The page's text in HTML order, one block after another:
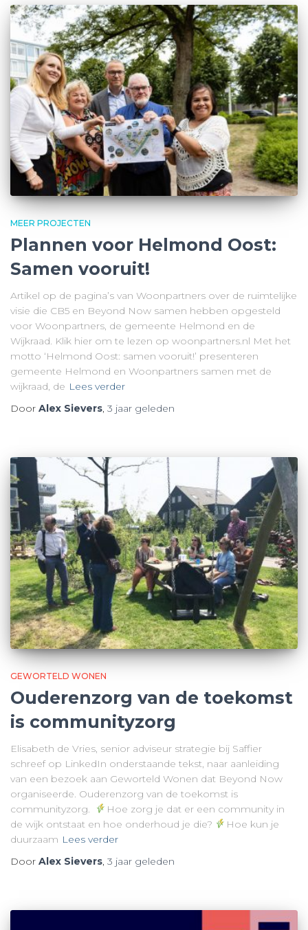
MEER PROJECTEN
Plannen voor Helmond Oost:
Samen vooruit!
Artikel op de pagina’s van Woonpartners over de ruimtelijke
visie die CB5 en Beyond Now samen hebben opgesteld
voor Woonpartners, de gemeente Helmond en de
Wijkraad. Klik hier om te lezen op woonpartners.nl Met het
motto ‘Helmond Oost: samen vooruit!’ presenteren
gemeente Helmond en Woonpartners samen met de
wijkraad, de Lees verder
Door Alex Sievers, 3 jaar geleden
GEWORTELD WONEN
Ouderenzorg van de toekomst
is communityzorg
Elisabeth de Vries, senior adviseur strategie bij Saffier
schreef op LinkedIn onderstaande tekst, naar aanleiding
van een bezoek aan Geworteld Wonen dat Beyond Now
organiseerde. Ouderenzorg van de toekomst is
communityzorg.
Hoe zorg je dat er een community in
de wijk ontstaat en hoe onderhoud je die?
Hoe kun je
duurzaam Lees verder
Door Alex Sievers, 3 jaar geleden